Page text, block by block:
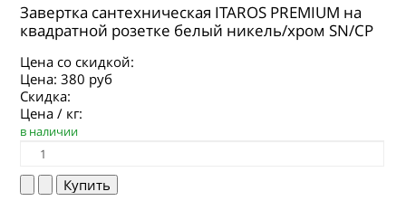
Завертка сантехническая ITAROS PREMIUM на
квадратной розетке белый никель/хром SN/CP
Цена со скидкой:
Цена:380 руб
Скидка:
Цена / кг:
в наличии